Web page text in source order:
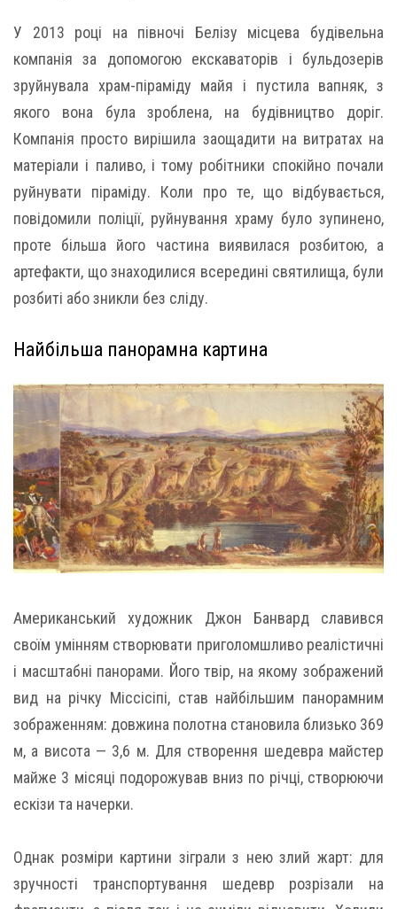
У 2013 році на півночі Белізу місцева будівельна
компанія за допомогою екскаваторів і бульдозерів
зруйнувала храм-піраміду майя і пустила вапняк, з
якого вона була зроблена, на будівництво доріг.
Компанія просто вирішила заощадити на витратах на
матеріали і паливо, і тому робітники спокійно почали
руйнувати піраміду. Коли про те, що відбувається,
повідомили поліції, руйнування храму було зупинено,
проте більша його частина виявилася розбитою, а
артефакти, що знаходилися всередині святилища, були
розбиті або зникли без сліду.
Найбільша панорамна картина
Американський художник Джон Банвард славився
своїм умінням створювати приголомшливо реалістичні
і масштабні панорами. Його твір, на якому зображений
вид на річку Міссісіпі, став найбільшим панорамним
зображенням: довжина полотна становила близько 369
м, а висота — 3,6 м. Для створення шедевра майстер
майже 3 місяці подорожував вниз по річці, створюючи
ескізи та начерки.
Однак розміри картини зіграли з нею злий жарт: для
зручності транспортування шедевр розрізали на